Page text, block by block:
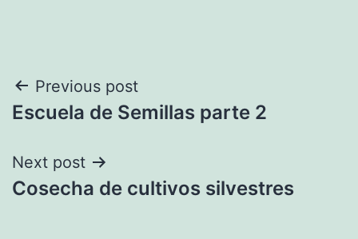
Navegación
de
entradas
Previous post
Escuela de Semillas parte 2
Next post
Cosecha de cultivos silvestres